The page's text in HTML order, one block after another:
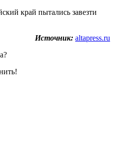
край пытались завезти
Источник: altapress.ru